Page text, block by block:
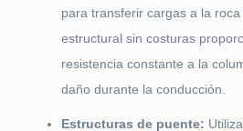
para transferir cargas a la
estructural sin costuras
resistencia constante a la
daño durante la conducción.
Estructuras de puente: